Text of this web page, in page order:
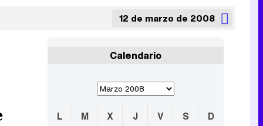
12 de marzo de 2008
Calendario
L M X J V S
D